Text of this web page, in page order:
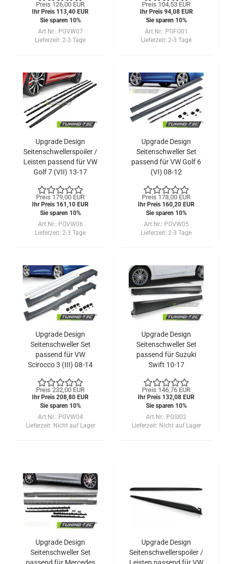
Preis 126,00 EUR
Ihr Preis 113,40 EUR
Sie sparen 10%
Art.Nr.: PGVW07
Lieferzeit: 2-3 Tage
Preis 104,53 EUR
Ihr Preis 94,08 EUR
Sie sparen 10%
Art.Nr.: PGFO01
Lieferzeit: 2-3 Tage
Upgrade Design
Seitenschwellerspoiler /
Leisten passend für VW
Golf 7 (VII) 13-17
Preis 179,00 EUR
Ihr Preis 161,10 EUR
Sie sparen 10%
Art.Nr.: PGVW06
Lieferzeit: 2-3 Tage
Upgrade Design
Seitenschweller Set
passend für VW Golf 6
(VI) 08-12
Preis 178,00 EUR
Ihr Preis 160,20 EUR
Sie sparen 10%
Art.Nr.: PGVW05
Lieferzeit: 2-3 Tage
Upgrade Design
Seitenschweller Set
passend für VW
Scirocco 3 (III) 08-14
Preis 232,00 EUR
Ihr Preis 208,80 EUR
Sie sparen 10%
Art.Nr.: PGVW04
Lieferzeit: Nicht auf Lager
Upgrade Design
Seitenschweller Set
passend für Suzuki
Swift 10-17
Preis 146,76 EUR
Ihr Preis 132,08 EUR
Sie sparen 10%
Art.Nr.: PGSI02
Lieferzeit: Nicht auf Lager
Upgrade Design
Seitenschweller Set
Upgrade Design
Seitenschwellerspoiler /